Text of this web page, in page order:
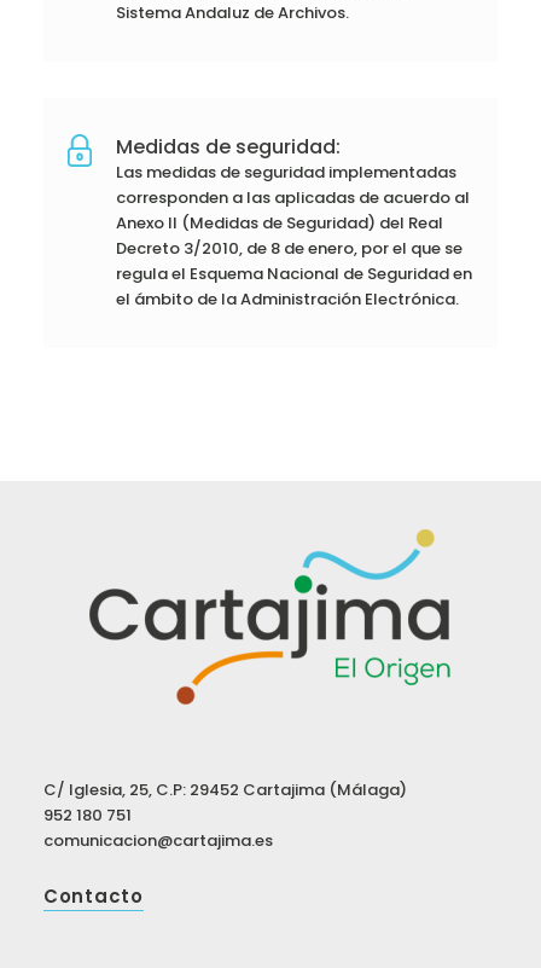
Sistema Andaluz de Archivos.
Medidas de seguridad:
Las medidas de seguridad implementadas
corresponden a las aplicadas de acuerdo al
Anexo II (Medidas de Seguridad) del Real
Decreto 3/2010, de 8 de enero, por el que se
regula el Esquema Nacional de Seguridad en
el ámbito de la Administración Electrónica.
C/ Iglesia, 25, C.P: 29452 Cartajima (Málaga)
952 180 751
comunicacion@cartajima.es
Contacto